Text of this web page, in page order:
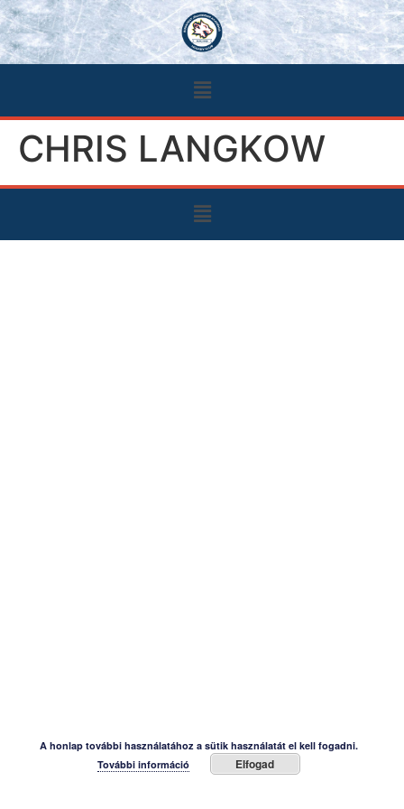
CHRIS LANGKOW
A honlap további használatához a sütik használatát el kell fogadni.
További információ
Elfogad